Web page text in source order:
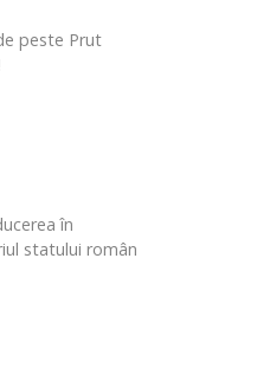
peste Prut
în
statului român